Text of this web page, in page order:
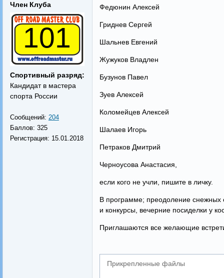
Член Клуба
101
Спортивный разряд:
Кандидат в мастера
спорта России
Сообщений: 204
Баллов: 325
Регистрация: 15.01.2018
Федюнин Алексей
Гриднев Сергей
Шальнев Евгений
Жужуков Владлен
Бузунов Павел
Зуев Алексей
Коломейцев Алексей
Шалаев Игорь
Петраков Дмитрий
Черноусова Анастасия,
если кого не учли, пишите в личку.
В программе; преодоление снежных
и конкурсы, вечерние посиделки у
Приглашаются все желающие
Прикрепленные файлы